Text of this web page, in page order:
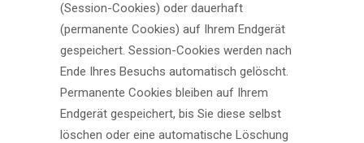
(Session-Cookies) oder dauerhaft
(permanente Cookies) auf Ihrem Endgerät
gespeichert. Session-Cookies werden nach
Ende Ihres Besuchs automatisch gelöscht.
Permanente Cookies bleiben auf Ihrem
Endgerät gespeichert, bis Sie diese selbst
löschen oder eine automatische Löschung